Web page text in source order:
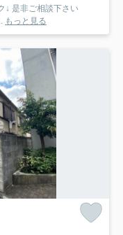
↓ 是非ご相談下さい
もっと見る